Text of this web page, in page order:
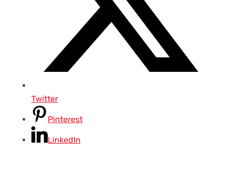
Twitter
Pinterest
LinkedIn